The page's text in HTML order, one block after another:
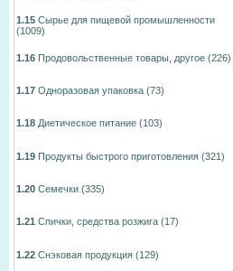
1.15 Сырье для пищевой промышленности
(1009)
1.16 Продовольственные товары, другое (226)
1.17 Одноразовая упаковка (73)
1.18 Диетическое питание (103)
1.19 Продукты быстрого приготовления (321)
1.20 Семечки (335)
1.21 Спички, средства розжига (17)
1.22 Снэковая продукция (129)